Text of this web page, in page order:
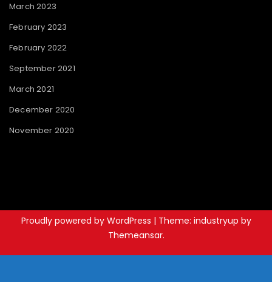
March 2023
February 2023
February 2022
September 2021
March 2021
December 2020
November 2020
Proudly powered by WordPress | Theme: industryup by
Themeansar.